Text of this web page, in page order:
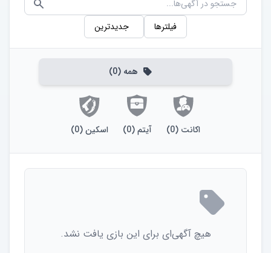
فیلترها جدیدترین
همه (
0
)
اکانت (
0
) آیتم(
0
) اسکین(
0
)
هیچ آگهی‌ای برای این بازی یافت نشد.